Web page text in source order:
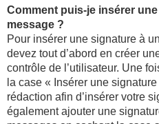
Comment puis-je insérer
message ?
Pour insérer une signature à
devez tout d’abord en créer
contrôle de l’utilisateur. Une
la case « Insérer une
rédaction afin d’insérer votre
également ajouter une